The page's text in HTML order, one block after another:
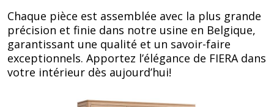
Chaque pièce est assemblée avec la plus grande
précision et finie dans notre usine en Belgique,
garantissant une qualité et un savoir-faire
exceptionnels. Apportez l’élégance de FIERA dans
votre intérieur dès aujourd’hui!